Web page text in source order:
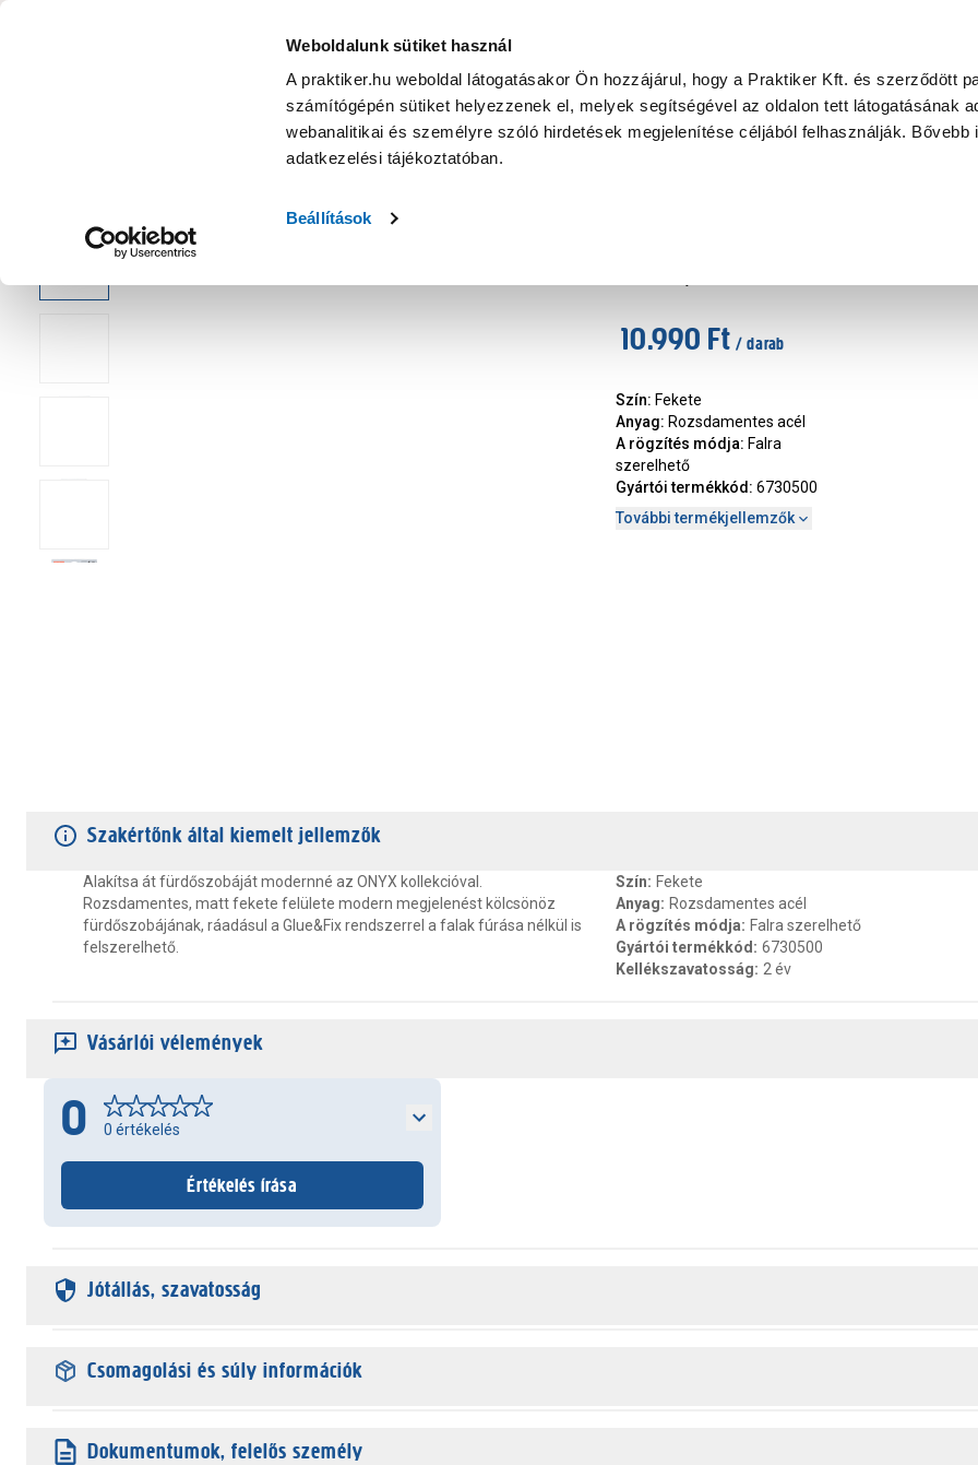
Weboldalunk sütiket használ
A praktiker.hu weboldal látogatásakor Ön hozzájárul, hogy a Praktiker Kft. és szerződött
számítógépén sütiket helyezzenek el, melyek segítségével az oldalon tett látogatásának
webanalitikai és személyre szóló hirdetések megjelenítése céljából felhasználják. Bővebb
adatkezelési tájékoztatóban.
Beállítások
KATEGÓRIÁK
Nyereményjáték Praktiker Professional Szakiajánló Ügyintézés és Információ
10.990 Ft / darab
Szín: Fekete
Anyag: Rozsdamentes acél
A rögzítés módja: Falra
szerelhető
Gyártói termékkód : 6730500
További termékjellemzők
Szakértőnk által kiemelt jellemzők
Alakítsa át fürdőszobáját modernné az ONYX kollekcióval.
Rozsdamentes, matt fekete felülete modern megjelenést kölcsönöz
fürdőszobájának, ráadásul a Glue&Fix rendszerrel a falak fúrása nélkül is
felszerelhető.
Szín: Fekete
Anyag: Rozsdamentes acél
A rögzítés módja: Falra szerelhető
Gyártói termékkód : 6730500
Kellékszavatosság: 2 év
Vásárlói vélemények
0 0 értékelés
Értékelés írása
Jótállás, szavatosság
Csomagolási és súly információk
Dokumentumok, felelős személy